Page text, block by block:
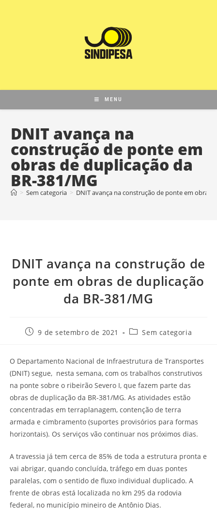
MENU
DNIT avança na
construção de ponte em
obras de duplicação da
BR-381/MG
> Sem categoria > DNIT avança na construção de ponte em obras
DNIT avança na construção de
ponte em obras de duplicação
da BR-381/MG
9 de setembro de 2021 Sem categoria
O Departamento Nacional de Infraestrutura de Transportes
(DNIT) segue, nesta semana, com os trabalhos construtivos
na ponte sobre o ribeirão Severo I, que fazem parte das
obras de duplicação da BR-381/MG. As atividades estão
concentradas em terraplanagem, contenção de terra
armada e cimbramento (suportes provisórios para formas
horizontais). Os serviços vão continuar nos próximos dias.
A travessia já tem cerca de 85% de toda a estrutura pronta e
vai abrigar, quando concluída, tráfego em duas pontes
paralelas, com o sentido de fluxo individual duplicado. A
frente de obras está localizada no km 295 da rodovia
federal, no município mineiro de Antônio Dias.